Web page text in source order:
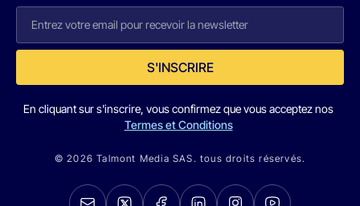
S'INSCRIRE
En cliquant sur s'inscrire, vous confirmez que vous acceptez nos
Termes et Conditions
© 2026 Talmont Media SAS. tous droits réservés.